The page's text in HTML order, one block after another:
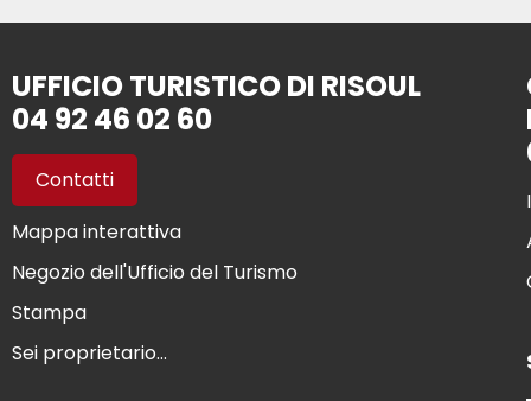
UFFICIO TURISTICO DI RISOUL
04 92 46 02 60
Contatti
Mappa interattiva
Negozio dell'Ufficio del Turismo
Stampa
Sei proprietario...